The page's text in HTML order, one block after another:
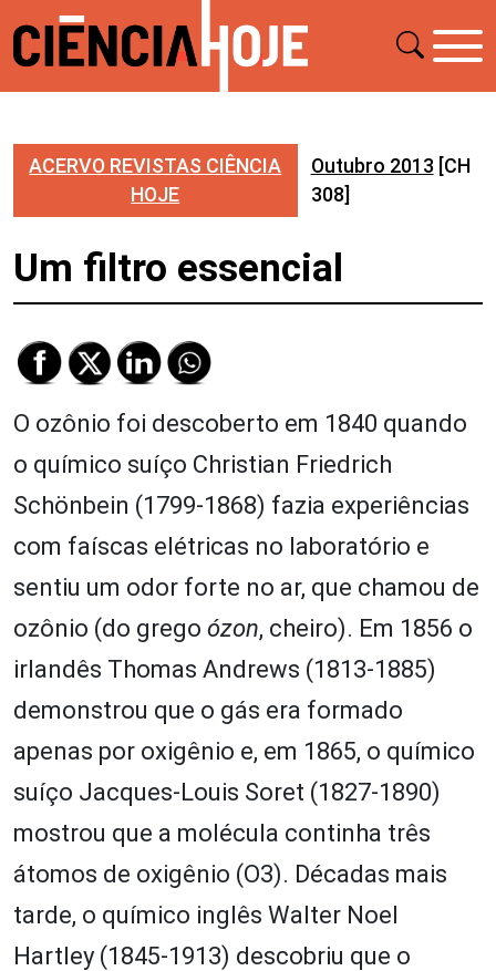
ACERVO REVISTAS CIÊNCIA
HOJE
Outubro 2013 [CH
308]
Um filtro essencial
O ozônio foi descoberto em 1840 quando
o químico suíço Christian Friedrich
Schönbein (1799-1868) fazia experiências
com faíscas elétricas no laboratório e
sentiu um odor forte no ar, que chamou de
ozônio (do grego ózon, cheiro). Em 1856 o
irlandês Thomas Andrews (1813-1885)
demonstrou que o gás era formado
apenas por oxigênio e, em 1865, o químico
suíço Jacques-Louis Soret (1827-1890)
mostrou que a molécula continha três
átomos de oxigênio (O3). Décadas mais
tarde, o químico inglês Walter Noel
Hartley (1845-1913) descobriu que o